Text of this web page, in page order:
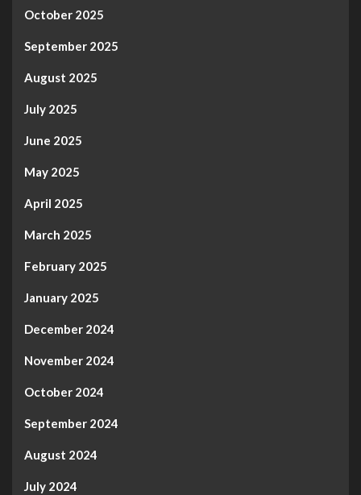
October 2025
September 2025
August 2025
July 2025
June 2025
May 2025
April 2025
March 2025
February 2025
January 2025
December 2024
November 2024
October 2024
September 2024
August 2024
July 2024